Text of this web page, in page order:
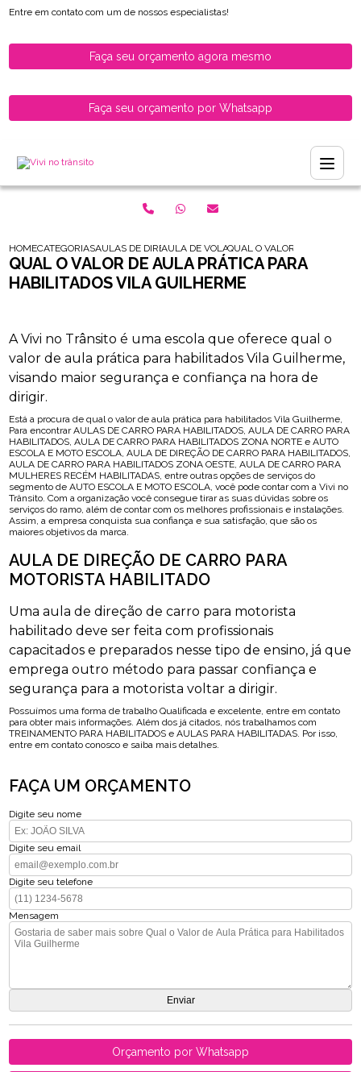
Entre em contato com um de nossos especialistas!
Faça seu orçamento agora mesmo
Faça seu orçamento por Whatsapp
HOMECATEGORIASAULAS DE DIRECAO PARA HABILITADOS
AULA DE VOLANTE PARA MOTORISTAS
QUAL O VALOR DE AULA
QUAL O VALOR DE AULA PRÁTICA PARA
HABILITADOS VILA GUILHERME
A Vivi no Trânsito é uma escola que oferece qual o
valor de aula prática para habilitados Vila Guilherme,
visando maior segurança e confiança na hora de
dirigir.
Está a procura de qual o valor de aula prática para habilitados Vila Guilherme,
Para encontrar AULAS DE CARRO PARA HABILITADOS, AULA DE CARRO PARA
HABILITADOS, AULA DE CARRO PARA HABILITADOS ZONA NORTE e AUTO
ESCOLA E MOTO ESCOLA, AULA DE DIREÇÃO DE CARRO PARA HABILITADOS,
AULA DE CARRO PARA HABILITADOS ZONA OESTE, AULA DE CARRO PARA
MULHERES RECÉM HABILITADAS, entre outras opções de serviços do
segmento de AUTO ESCOLA E MOTO ESCOLA, você pode contar com a Vivi no
Trânsito. Com a organização você consegue tirar as suas dúvidas sobre os
serviços do ramo, além de contar com os melhores profissionais e instalações.
Assim, a empresa conquista sua confiança e sua satisfação, que são os
maiores objetivos da marca.
AULA DE DIREÇÃO DE CARRO PARA
MOTORISTA HABILITADO
Uma aula de direção de carro para motorista
habilitado deve ser feita com profissionais
capacitados e preparados nesse tipo de ensino, já que
emprega outro método para passar confiança e
segurança para a motorista voltar a dirigir.
Possuímos uma forma de trabalho Qualificada e excelente, entre em contato
para obter mais informações. Além dos já citados, nós trabalhamos com
TREINAMENTO PARA HABILITADOS e AULAS PARA HABILITADAS. Por isso,
entre em contato conosco e saiba mais detalhes.
FAÇA UM ORÇAMENTO
Digite seu nome
Digite seu email
Digite seu telefone
Mensagem
Orçamento por Whatsapp